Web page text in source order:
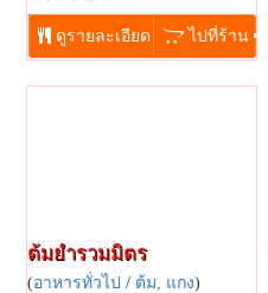
...
ดูรายละเอียด ไปที่ร้าน
ต้มยำรวมมิตร
(อาหารทั่วไป / ต้ม, แกง)